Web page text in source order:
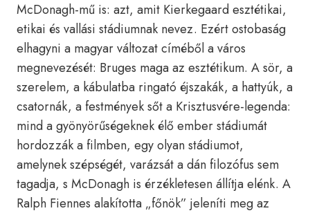
McDonagh-mű is: azt, amit Kierkegaard esztétikai,
etikai és vallási stádiumnak nevez. Ezért ostobaság
elhagyni a magyar változat címéből a város
megnevezését: Bruges maga az esztétikum. A sör, a
szerelem, a kábulatba ringató éjszakák, a hattyúk, a
csatornák, a festmények sőt a Krisztusvére-legenda:
mind a gyönyörűségeknek élő ember stádiumát
hordozzák a filmben, egy olyan stádiumot,
amelynek szépségét, varázsát a dán filozófus sem
tagadja, s McDonagh is érzékletesen állítja elénk. A
Ralph Fiennes alakította „főnök” jeleníti meg az